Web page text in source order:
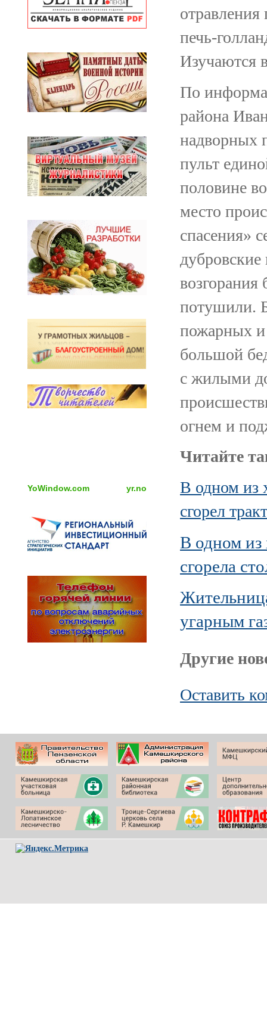
YoWindow.com yr.no
отравления
печь-
Изучаются
По
района
надворных
пульт
половине
место
спасения»
потушили.
пожарных и
большой
с жилыми
огнем и
Читайте
В одном из
сгорел
В одном из
сгорела
угарным
Другие
Оставить